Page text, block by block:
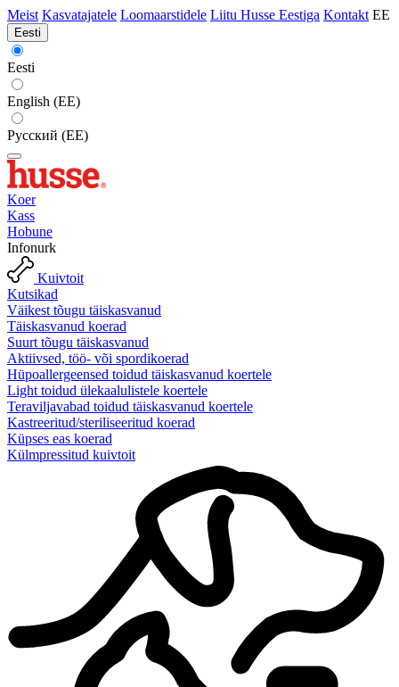
Meist Kasvatajatele Loomaarstidele Liitu Husse Eestiga Kontakt EE
Eesti
Eesti
English (EE)
Русский (EE)
Koer
Kass
Hobune
Infonurk
Kuivtoit
Kutsikad
Väikest tõugu täiskasvanud
Täiskasvanud koerad
Suurt tõugu täiskasvanud
Aktiivsed, töö- või spordikoerad
Hüpoallergeensed toidud täiskasvanud koertele
Light toidud ülekaalulistele koertele
Teraviljavabad toidud täiskasvanud koertele
Kastreeritud/steriliseeritud koerad
Küpses eas koerad
Külmpressitud kuivtoit